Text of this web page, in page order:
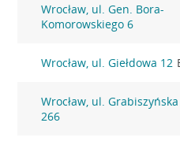
Wrocław, ul. Gen. Bora-
Komorowskiego 6
Wrocław, ul. Giełdowa 12
Wrocław, ul. Grabiszyńska
266